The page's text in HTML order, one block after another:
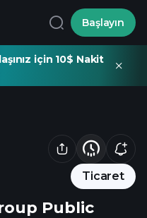
Başlayın
için 10$ Nakit
Ticaret
Public